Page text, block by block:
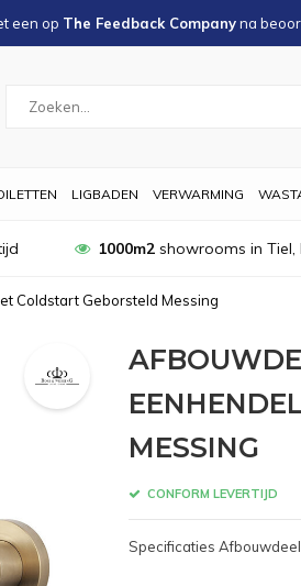
een op The Feedback Companyna
LIGBADEN VERWARMING
1000m2showrooms in Tiel,
Coldstart Geborsteld Messing
MESSING
CONFORM LEVERTIJD
Specificaties